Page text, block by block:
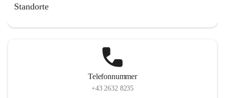
Standorte
Telefonnummer
+43 2632 8235